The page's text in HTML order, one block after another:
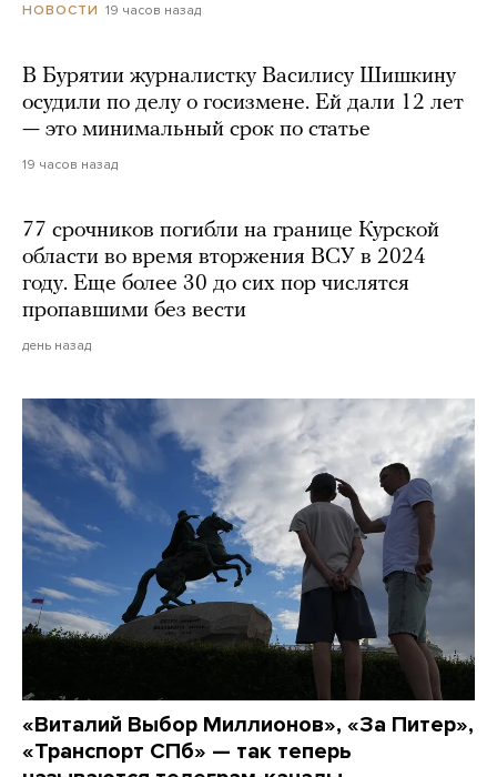
НОВОСТИ 19 часов назад
В Бурятии журналистку Василису Шишкину
осудили по делу о госизмене. Ей дали 12 лет
— это минимальный срок по статье
19 часов назад
77 срочников погибли на границе Курской
области во время вторжения ВСУ в 2024
году. Еще более 30 до сих пор числятся
пропавшими без вести
день назад
«Виталий Выбор Миллионов», «За Питер»,
«Транспорт СПб» — так теперь